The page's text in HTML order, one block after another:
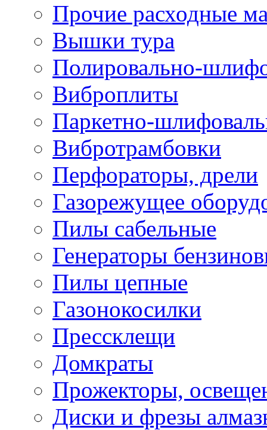
Прочие расходные
Вышки тура
Полировально-
Виброплиты
Паркетно-
Вибротрамбовки
Перфораторы, дрели
Газорежущее
Пилы сабельные
Генераторы
Пилы цепные
Газонокосилки
Прессклещи
Домкраты
Прожекторы,
Диски и фрезы